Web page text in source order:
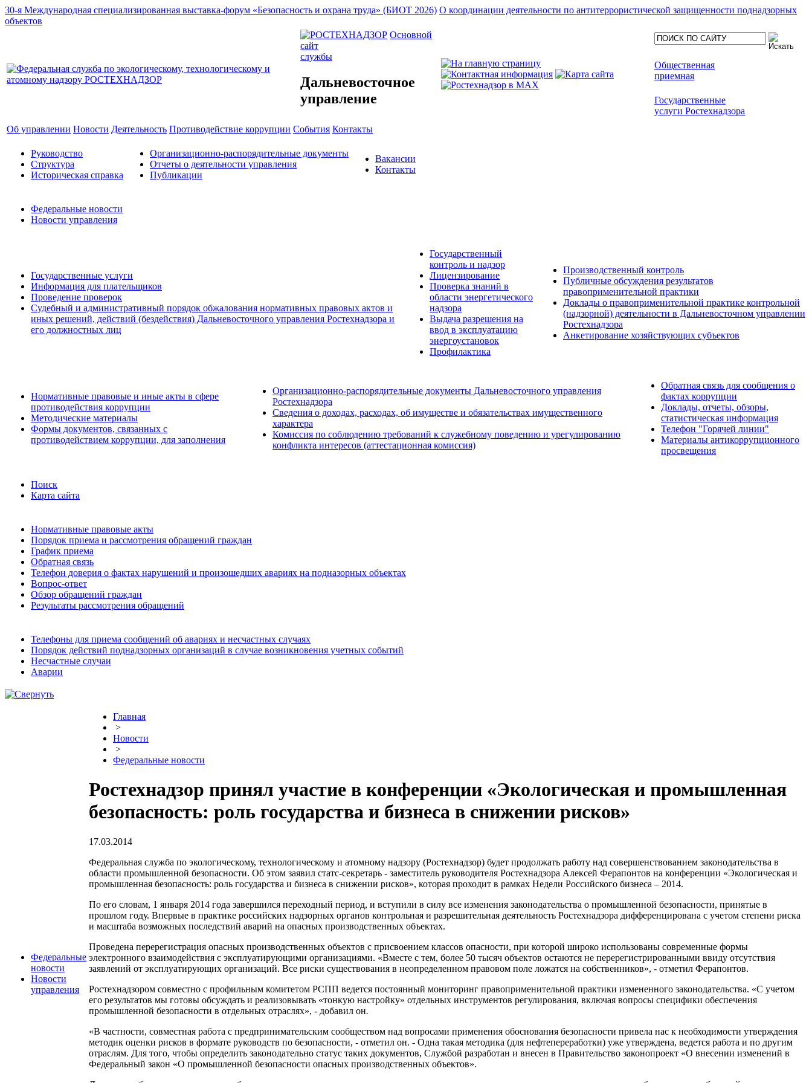
30-я Международная специализированная выставка-форум «Безопасность и охрана труда» (БИОТ 2026) О координации деятельности по антитеррористической защищенности поднадзорных
объектов
Основной
сайт
службы
Дальневосточное
управление
Общественная
приемная
Государственные
услуги Ростехнадзора
Об управлении Новости Деятельность Противодействие коррупции События Контакты
Руководство
Структура
Историческая справка
Организационно-распорядительные документы
Отчеты о деятельности управления
Публикации
Вакансии
Контакты
Федеральные новости
Новости управления
Государственные услуги
Информация для плательщиков
Проведение проверок
Судебный и административный порядок обжалования нормативных правовых актов и
иных решений, действий (бездействия) Дальневосточного управления Ростехнадзора и
его должностных лиц
Государственный
контроль и надзор
Лицензирование
Проверка знаний в
области энергетического
надзора
Выдача разрешения на
ввод в эксплуатацию
энергоустановок
Профилактика
Производственный контроль
Публичные обсуждения результатов
правоприменительной практики
Доклады о правоприменительной практике контрольной
(надзорной) деятельности в Дальневосточном управлении
Ростехнадзора
Анкетирование хозяйствующих субъектов
Нормативные правовые и иные акты в сфере
противодействия коррупции
Методические материалы
Формы документов, связанных с
противодействием коррупции, для заполнения
Организационно-распорядительные документы Дальневосточного управления
Ростехнадзора
Сведения о доходах, расходах, об имуществе и обязательствах имущественного
характера
Комиссия по соблюдению требований к служебному поведению и урегулированию
конфликта интересов (аттестационная комиссия)
Обратная связь для сообщения о
фактах коррупции
Доклады, отчеты, обзоры,
статистическая информация
Телефон "Горячей линии"
Материалы антикоррупционного
просвещения
Поиск
Карта сайта
Нормативные правовые акты
Порядок приема и рассмотрения обращений граждан
График приема
Обратная связь
Телефон доверия о фактах нарушений и произошедших авариях на подназорных объектах
Вопрос-ответ
Обзор обращений граждан
Результаты рассмотрения обращений
Телефоны для приема сообщений об авариях и несчастных случаях
Порядок действий поднадзорных организаций в случае возникновения учетных событий
Несчастные случаи
Аварии
Федеральные
новости
Новости
управления
Главная
>
Новости
>
Федеральные новости
Ростехнадзор принял участие в конференции «Экологическая и промышленная
безопасность: роль государства и бизнеса в снижении рисков»
17.03.2014
Федеральная служба по экологическому, технологическому и атомному надзору (Ростехнадзор) будет продолжать работу над совершенствованием законодательства в
области промышленной безопасности. Об этом заявил статс-секретарь - заместитель руководителя Ростехнадзора Алексей Ферапонтов на конференции «Экологическая и
промышленная безопасность: роль государства и бизнеса в снижении рисков», которая проходит в рамках Недели Российского бизнеса – 2014.
По его словам, 1 января 2014 года завершился переходный период, и вступили в силу все изменения законодательства о промышленной безопасности, принятые в
прошлом году. Впервые в практике российских надзорных органов контрольная и разрешительная деятельность Ростехнадзора дифференцирована с учетом степени риска
и масштаба возможных последствий аварий на опасных производственных объектах.
Проведена перерегистрация опасных производственных объектов с присвоением классов опасности, при которой широко использованы современные формы
электронного взаимодействия с эксплуатирующими организациями. «Вместе с тем, более 50 тысяч объектов остаются не перерегистрированными ввиду отсутствия
заявлений от эксплуатирующих организаций. Все риски существования в неопределенном правовом поле ложатся на собственников», - отметил Ферапонтов.
Ростехнадзором совместно с профильным комитетом РСПП ведется постоянный мониторинг правоприменительной практики измененного законодательства. «С учетом
его результатов мы готовы обсуждать и реализовывать «тонкую настройку» отдельных инструментов регулирования, включая вопросы специфики обеспечения
промышленной безопасности в отдельных отраслях», - добавил он.
«В частности, совместная работа с предпринимательским сообществом над вопросами применения обоснования безопасности привела нас к необходимости утверждения
методик оценки рисков в формате руководств по безопасности, - отметил он. - Одна такая методика (для нефтепереработки) уже утверждена, ведется работа и по другим
отраслям. Для того, чтобы определить законодательно статус таких документов, Службой разработан и внесен в Правительство законопроект «О внесении изменений в
Федеральный закон «О промышленной безопасности опасных производственных объектов».